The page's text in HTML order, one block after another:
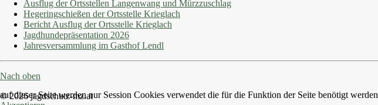
Ausflug der Ortsstellen Langenwang und Mürzzuschlag
Hegeringschießen der Ortsstelle Krieglach
Bericht Ausflug der Ortsstelle Krieglach
Jagdhundepräsentation 2026
Jahresversammlung im Gasthof Lendl
Nach oben
© 2026 jagdschutz-mz.at
auf dieser Seite werden nur Session Cookies verwendet die für die Funktion der Seite benötigt werden